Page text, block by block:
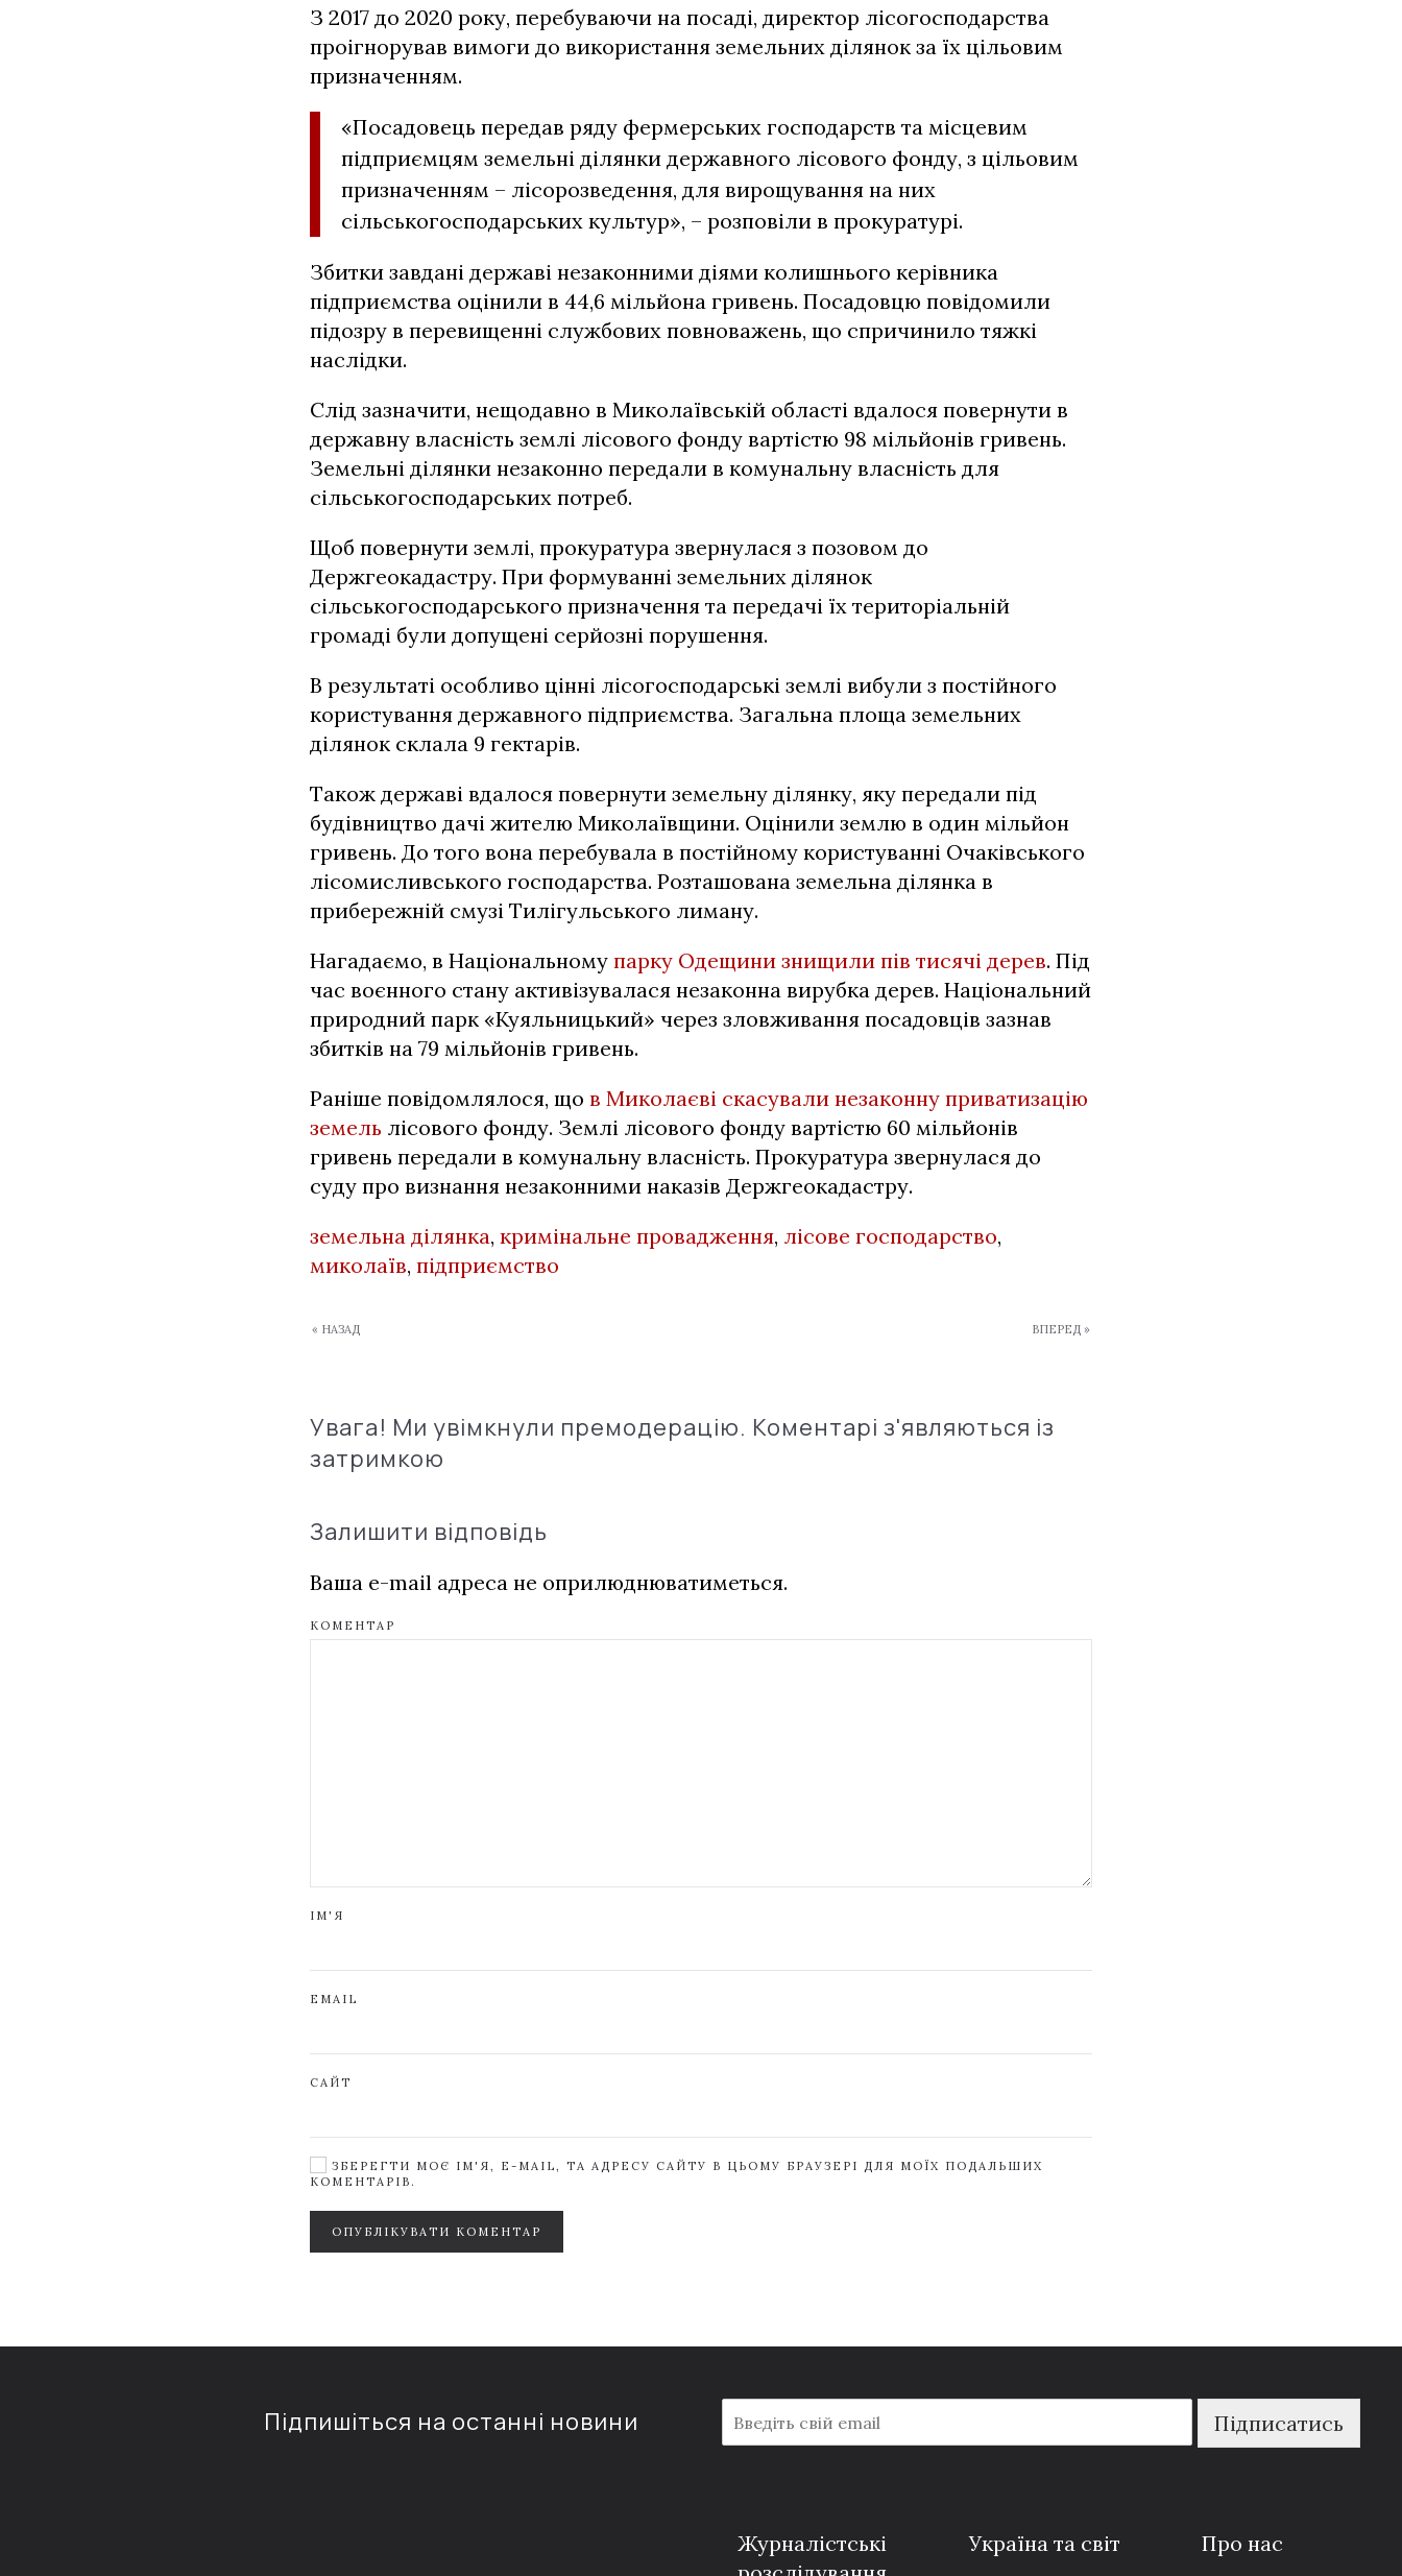
З 2017 до 2020 року, перебуваючи на посаді, директор лісогосподарства
проігнорував вимоги до використання земельних ділянок за їх цільовим
призначенням.
«Посадовець передав ряду фермерських господарств та місцевим
підприємцям земельні ділянки державного лісового фонду, з цільовим
призначенням – лісорозведення, для вирощування на них
сільськогосподарських культур», – розповіли в прокуратурі.
Збитки завдані державі незаконними діями колишнього керівника
підприємства оцінили в 44,6 мільйона гривень. Посадовцю повідомили
підозру в перевищенні службових повноважень, що спричинило тяжкі
наслідки.
Слід зазначити, нещодавно в Миколаївській області вдалося повернути в
державну власність землі лісового фонду вартістю 98 мільйонів гривень.
Земельні ділянки незаконно передали в комунальну власність для
сільськогосподарських потреб.
Щоб повернути землі, прокуратура звернулася з позовом до
Держгеокадастру. При формуванні земельних ділянок
сільськогосподарського призначення та передачі їх територіальній
громаді були допущені серйозні порушення.
В результаті особливо цінні лісогосподарські землі вибули з постійного
користування державного підприємства. Загальна площа земельних
ділянок склала 9 гектарів.
Також державі вдалося повернути земельну ділянку, яку передали під
будівництво дачі жителю Миколаївщини. Оцінили землю в один мільйон
гривень. До того вона перебувала в постійному користуванні Очаківського
лісомисливського господарства. Розташована земельна ділянка в
прибережній смузі Тилігульського лиману.
Нагадаємо, в Національному парку Одещини знищили пів тисячі дерев. Під
час воєнного стану активізувалася незаконна вирубка дерев. Національний
природний парк «Куяльницький» через зловживання посадовців зазнав
збитків на 79 мільйонів гривень.
Раніше повідомлялося, що в Миколаєві скасували незаконну приватизацію
земель лісового фонду. Землі лісового фонду вартістю 60 мільйонів
гривень передали в комунальну власність. Прокуратура звернулася до
суду про визнання незаконними наказів Держгеокадастру.
земельна ділянка, кримінальне провадження, лісове господарство,
миколаїв, підприємство
« НАЗАД ВПЕРЕД »
Увага! Ми увімкнули премодерацію. Коментарі з'являються із
затримкою
Залишити відповідь
Ваша e-mail адреса не оприлюднюватиметься.
КОМЕНТАР
ІМ'Я
EMAIL
САЙТ
ЗБЕРЕГТИ МОЄ ІМ'Я, E-MAIL, ТА АДРЕСУ САЙТУ В ЦЬОМУ БРАУЗЕРІ ДЛЯ МОЇХ ПОДАЛЬШИХ
КОМЕНТАРІВ.
ОПУБЛІКУВАТИ КОМЕНТАР
Підпишіться на останні новини
m
a
Підписатись
Журналістські
Україна та світ
Про нас